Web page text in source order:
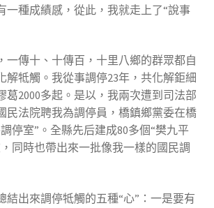
一種成績感，從此，我就走上了“說事
一傳十、十傳百，十里八鄉的群眾都自
解牴觸。我從事調停23年，共化解鉅細
葛2000多起。是以，我兩次遭到司法部
民法院聘我為調停員，橋鎮鄉黨委在橋
停室”。全縣先后建成80多個“樊九平
同時也帶出來一批像我一樣的國民調
結出來調停牴觸的五種“心”：一是要有